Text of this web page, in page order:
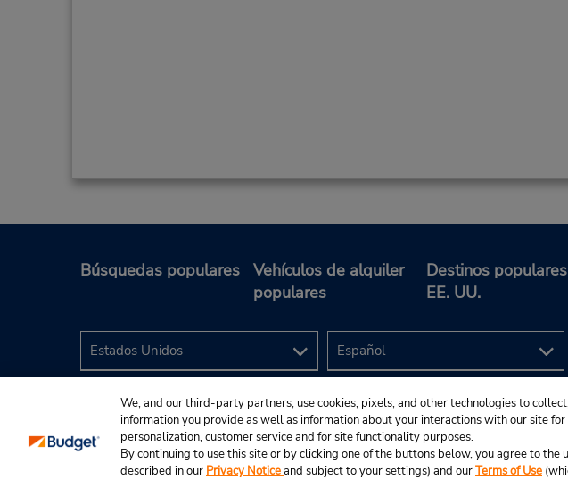
Búsquedas populares
Vehículos de alquiler
populares
Destinos
EE. UU.
We, and our third-party partners, use cookies, pixels, and other technologies to
information you provide as well as information about your interactions with our site
personalization, customer service and for site functionality purposes.
By continuing to use this site or by clicking one of the buttons below, you agree to the
described in our Privacy Noticeand subject to your settings) and ourTerms of Use